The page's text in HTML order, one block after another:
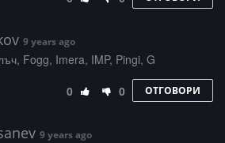
9 years ago
Fogg, Imera, IMP, Pingi, G
0 0 ОТГОВОРИ
9 years ago